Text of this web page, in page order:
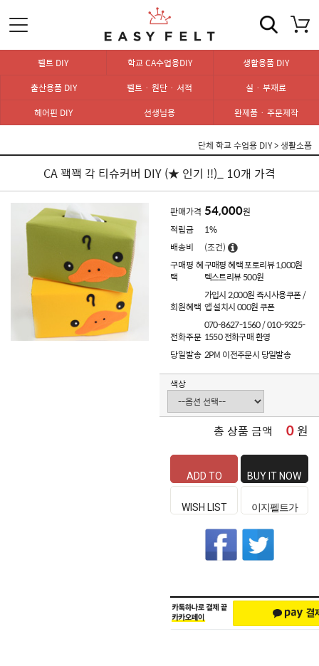
펠트 DIY 학교 CA수업용DIY
생활용품 DIY
출산용품 DIY
펠트 · 원단 · 서적
실 · 부재료
헤어핀 DIY
선생님용 완제품 · 주문제작
단체 학교 수업용 DIY>생활소품
CA 꽥꽥 각 티슈커버 DIY (★ 인기 !!)_ 10개 가격
판매가격 54,000원
적립금
1%
배송비
(조건)
구매평 혜
택
구매평 혜택 포토리뷰 1,000원
텍스트리뷰 500원
회원혜택
가입시 2,000원 즉시사용쿠폰 /
앱 설치시 000원 쿠폰
전화주문
070-8627-1560 / 010-9325-
1550 전화구매 환영
당일발송 2PM 이전주문시 당일발송
색상
총 상품 금액 0원
ADD TO
CART
BUY IT NOW
WISH LIST 이지펠트가
좋은 이유